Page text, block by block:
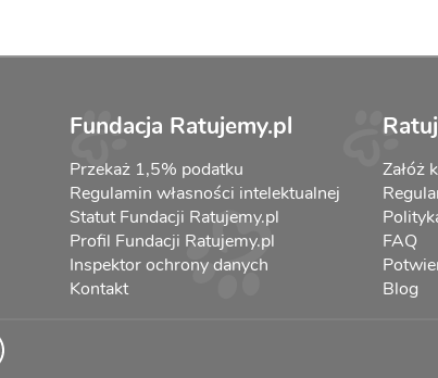
Fundacja Ratujemy.pl
Przekaż 1,5% podatku
Regulamin własności intelektualnej
Statut Fundacji Ratujemy.pl
Profil Fundacji Ratujemy.pl
Inspektor ochrony danych
Kontakt
Załóż
FAQ
Blog